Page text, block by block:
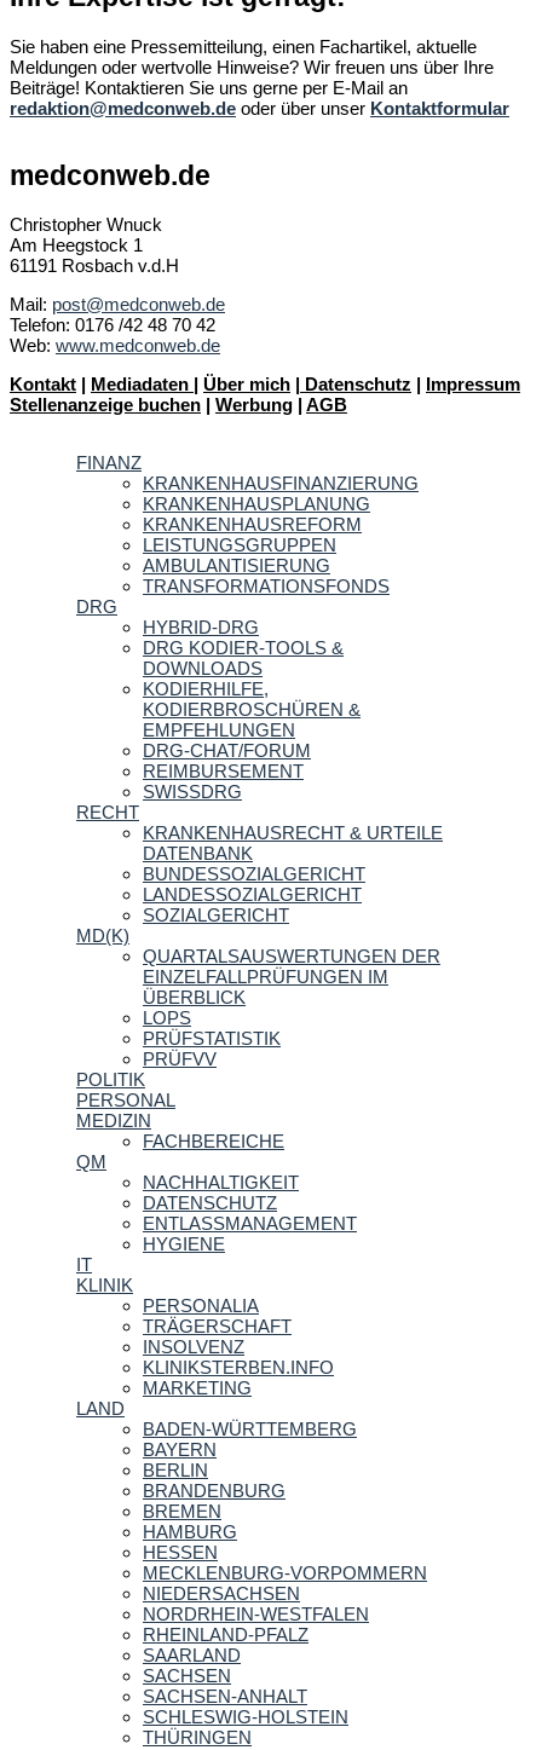
Sie haben eine Pressemitteilung, einen Fachartikel, aktuelle
Meldungen oder wertvolle Hinweise? Wir freuen uns über Ihre
Beiträge! Kontaktieren Sie uns gerne per E-Mail an
redaktion@medconweb.de oder über unser Kontaktformular
medconweb.de
Christopher Wnuck
Am Heegstock 1
61191 Rosbach v.d.H
Mail: post@medconweb.de
Telefon: 0176 /42 48 70 42
Web: www.medconweb.de
Kontakt | Mediadaten | Über mich | Datenschutz | Impressum
Stellenanzeige buchen | Werbung | AGB
FINANZ
KRANKENHAUSFINANZIERUNG
KRANKENHAUSPLANUNG
KRANKENHAUSREFORM
LEISTUNGSGRUPPEN
AMBULANTISIERUNG
TRANSFORMATIONSFONDS
DRG
HYBRID-DRG
DRG KODIER-TOOLS &
DOWNLOADS
KODIERHILFE,
KODIERBROSCHÜREN &
EMPFEHLUNGEN
DRG-CHAT/FORUM
REIMBURSEMENT
SWISSDRG
RECHT
KRANKENHAUSRECHT & URTEILE
DATENBANK
BUNDESSOZIALGERICHT
LANDESSOZIALGERICHT
SOZIALGERICHT
MD(K)
QUARTALSAUSWERTUNGEN DER
EINZELFALLPRÜFUNGEN IM
ÜBERBLICK
LOPS
PRÜFSTATISTIK
PRÜFVV
POLITIK
PERSONAL
MEDIZIN
FACHBEREICHE
QM
NACHHALTIGKEIT
DATENSCHUTZ
ENTLASSMANAGEMENT
HYGIENE
IT
KLINIK
PERSONALIA
TRÄGERSCHAFT
INSOLVENZ
KLINIKSTERBEN.INFO
MARKETING
LAND
BADEN-WÜRTTEMBERG
BAYERN
BERLIN
BRANDENBURG
BREMEN
HAMBURG
HESSEN
MECKLENBURG-VORPOMMERN
NIEDERSACHSEN
NORDRHEIN-WESTFALEN
RHEINLAND-PFALZ
SAARLAND
SACHSEN
SACHSEN-ANHALT
SCHLESWIG-HOLSTEIN
THÜRINGEN